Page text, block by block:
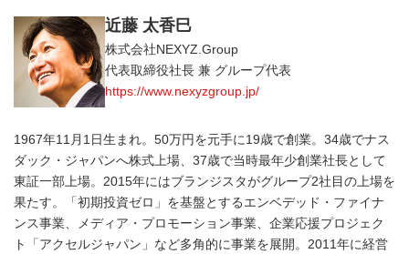
近藤 太香巳
株式会社NEXYZ.Group
代表取締役社長 兼 グループ代表
https://www.nexyzgroup.jp/
1967年11月1日生まれ。50万円を元手に19歳で創業。34歳でナス
ダック・ジャパンへ株式上場、37歳で当時最年少創業社長として
東証一部上場。2015年にはブランジスタがグループ2社目の上場を
果たす。「初期投資ゼロ」を基盤とするエンベデッド・ファイナ
ンス事業、メディア・プロモーション事業、企業応援プロジェク
ト「アクセルジャパン」など多角的に事業を展開。2011年に経営